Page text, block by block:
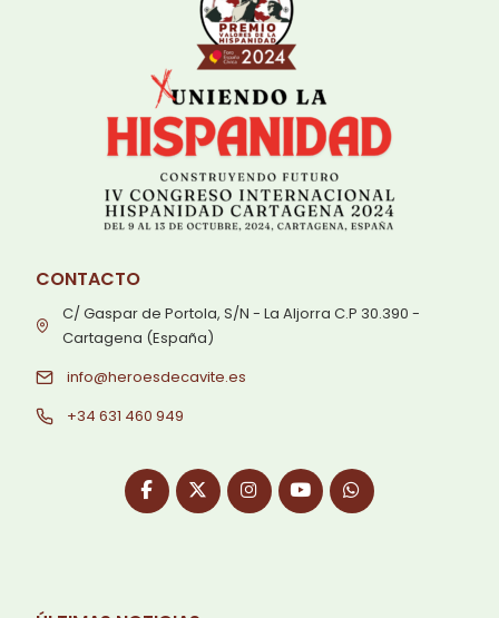
CONTACTO
C/ Gaspar de Portola, S/N - La Aljorra C.P 30.390 -
Cartagena (España)
info@heroesdecavite.es
+34 631 460 949